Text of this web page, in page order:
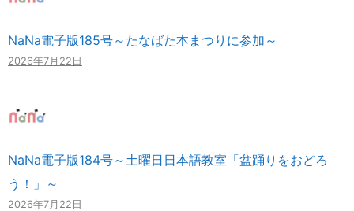
NaNa電子版185号～たなばた本まつりに参加～
2026年7月22日
NaNa電子版184号～土曜日日本語教室「盆踊りをおどろ
う！」～
2026年7月22日